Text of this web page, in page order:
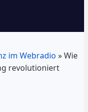
im Webradio »Wie
revolutioniert